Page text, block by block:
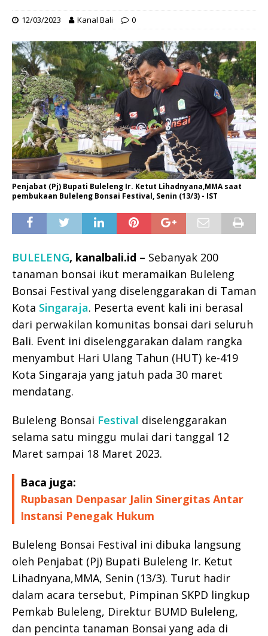
12/03/2023 Kanal Bali 0
Penjabat (Pj) Bupati Buleleng Ir. Ketut Lihadnyana,MMA saat
pembukaan Buleleng Bonsai Festival, Senin (13/3) - IST
BULELENG, kanalbali.id – Sebanyak 200
tanaman bonsai ikut meramaikan Buleleng
Bonsai Festival yang diselenggarakan di Taman
Kota Singaraja. Peserta event kali ini berasal
dari perwakilan komunitas bonsai dari seluruh
Bali. Event ini diselenggarakan dalam rangka
menyambut Hari Ulang Tahun (HUT) ke-419
Kota Singaraja yang jatuh pada 30 maret
mendatang.
Buleleng Bonsai Festival diselenggarakan
selama satu minggu mulai dari tanggal 12
Maret sampai 18 Maret 2023.
Baca juga:
Rupbasan Denpasar Jalin Sinergitas Antar
Instansi Penegak Hukum
Buleleng Bonsai Festival ini dibuka langsung
oleh Penjabat (Pj) Bupati Buleleng Ir. Ketut
Lihadnyana,MMA, Senin (13/3). Turut hadir
dalam acara tersebut, Pimpinan SKPD lingkup
Pemkab Buleleng, Direktur BUMD Buleleng,
dan pencinta tanaman Bonsai yang ada di